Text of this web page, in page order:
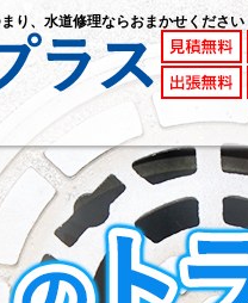
り、水道修理ならおまかせください